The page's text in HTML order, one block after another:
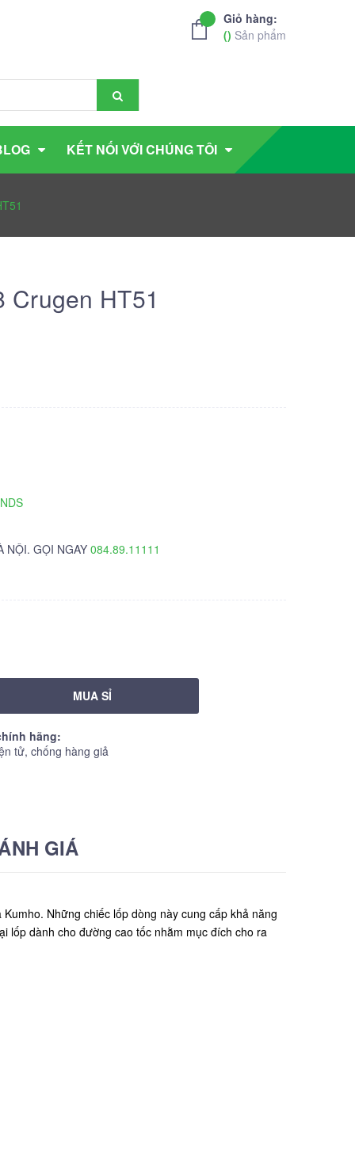
Giỏ hàng:
() Sản phẩm
KẾT NỐI VỚI CHÚNG TÔI
Crugen HT51
NỘI. GỌI NGAY 084.89.11111
MUA SỈ
hãng:
tử, chống hàng giả
GIÁ
Những chiếc lốp dòng này cung cấp khả năng
lốp dành cho đường cao tốc nhằm mục đích cho ra